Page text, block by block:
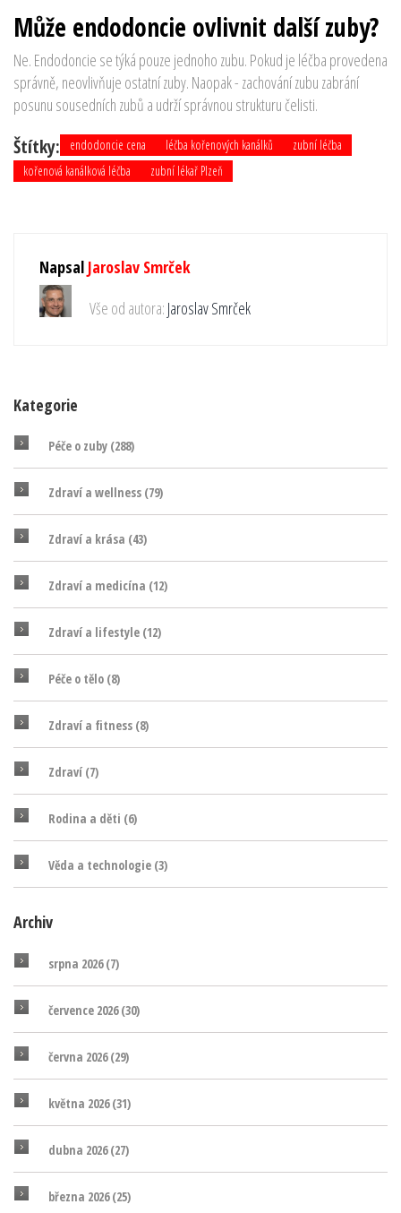
Může endodoncie ovlivnit další zuby?
Ne. Endodoncie se týká pouze jednoho zubu. Pokud je léčba provedena
správně, neovlivňuje ostatní zuby. Naopak - zachování zubu zabrání
posunu sousedních zubů a udrží správnou strukturu čelisti.
Štítky: endodoncie cena léčba kořenových kanálků
zubní léčba
kořenová kanálková léčba
zubní lékař Plzeň
Napsal Jaroslav Smrček
Vše od autora: Jaroslav Smrček
Kategorie
Péče o zuby (288)
Zdraví a wellness (79)
Zdraví a krása (43)
Zdraví a medicína (12)
Zdraví a lifestyle (12)
Péče o tělo (8)
Zdraví a fitness (8)
Zdraví (7)
Rodina a děti (6)
Věda a technologie (3)
Archiv
srpna 2026(7)
července 2026(30)
června 2026(29)
května 2026(31)
dubna 2026(27)
března 2026(25)